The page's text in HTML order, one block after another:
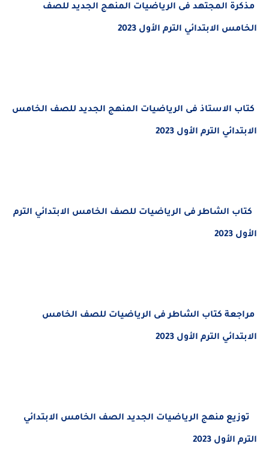
المجتهد فى الرياضيات المنهج الجديد للصف
الابتدائي الترم الأول 2023
الاستاذ فى الرياضيات المنهج الجديد للصف الخامس
الترم الأول 2023
الشاطر فى الرياضيات للصف الخامس الابتدائي الترم
كتاب الشاطر فى الرياضياتللصف الخامس
الترم الأول 2023
منهج الرياضيات الجديد الصف الخامس الابتدائي
2023